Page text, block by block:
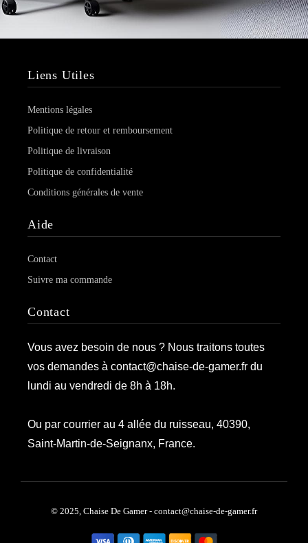
Liens Utiles
Mentions légales
Politique de retour et remboursement
Politique de livraison
Politique de confidentialité
Conditions générales de vente
Aide
Contact
Suivre ma commande
Contact
Vous avez besoin de nous ? Nous traitons toutes
vos demandes à contact@chaise-de-gamer.fr du
lundi au vendredi de 8h à 18h.
Ou par courrier au 4 allée du ruisseau, 40390,
Saint-Martin-de-Seignanx, France.
© 2025, Chaise De Gamer - contact@chaise-de-gamer.fr